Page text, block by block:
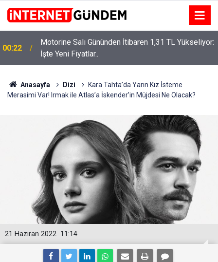
00:22
Motorine Salı Gününden İtibaren 1,31 TL Yükseliyor:
İşte Yeni Fiyatlar..
Anasayfa Dizi
Kara Tahta’da Yarın Kız İsteme
Merasimi Var! Irmak ile Atlas’a İskender’in Müjdesi Ne Olacak?
11:14
21 Haziran 2022